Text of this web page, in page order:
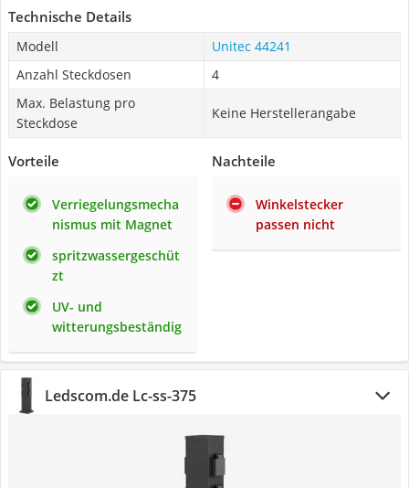
Technische Details
Modell
Unitec 44241
Anzahl Steckdosen
4
Max. Belastung pro
Steckdose
Keine Herstellerangabe
Vorteile
Verriegelungsmecha
nismus mit Magnet
spritzwassergeschüt
zt
UV- und
witterungsbeständig
Nachteile
Winkelstecker
passen nicht
Ledscom.de Lc-ss-375